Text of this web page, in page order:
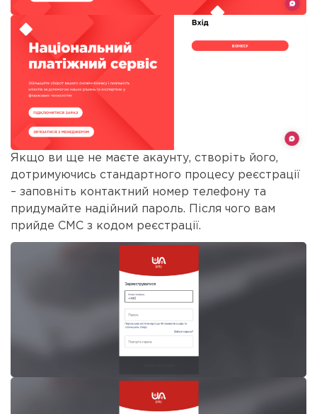
Якщо ви ще не маєте акаунту, створіть його,
дотримуючись стандартного процесу реєстрації
– заповніть контактний номер телефону та
придумайте надійний пароль. Після чого вам
прийде СМС з кодом реєстрації.